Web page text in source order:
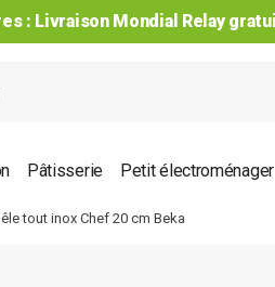
Pâtisserie Petit électroménager
tout inox Chef 20 cm Beka